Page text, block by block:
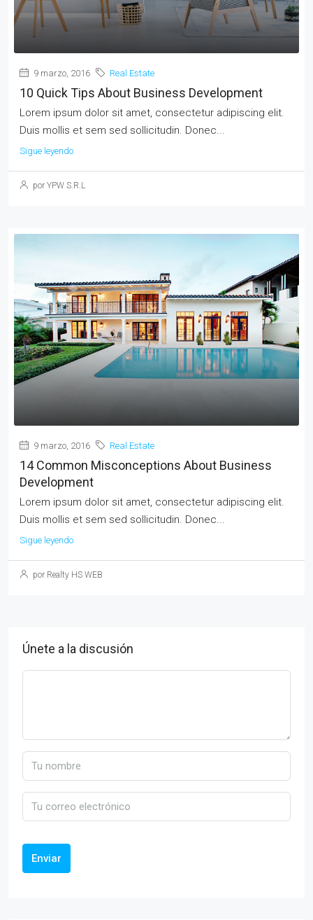
9 marzo, 2016 Real Estate
10 Quick Tips About Business Development
Lorem ipsum dolor sit amet, consectetur adipiscing elit.
Duis mollis et sem sed sollicitudin. Donec...
Sigue leyendo
por YPW S.R.L
9 marzo, 2016 Real Estate
14 Common Misconceptions About Business
Development
Lorem ipsum dolor sit amet, consectetur adipiscing elit.
Duis mollis et sem sed sollicitudin. Donec...
Sigue leyendo
por Realty HS WEB
Únete a la discusión
Enviar